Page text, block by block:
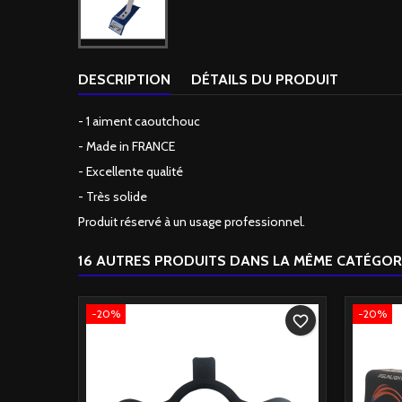
DESCRIPTION DÉTAILS DU PRODUIT
- 1 aiment caoutchouc
- Made in FRANCE
- Excellente qualité
- Très solide
Produit réservé à un usage professionnel.
16 AUTRES PRODUITS DANS LA MÊME
-20% favorite_border -20%